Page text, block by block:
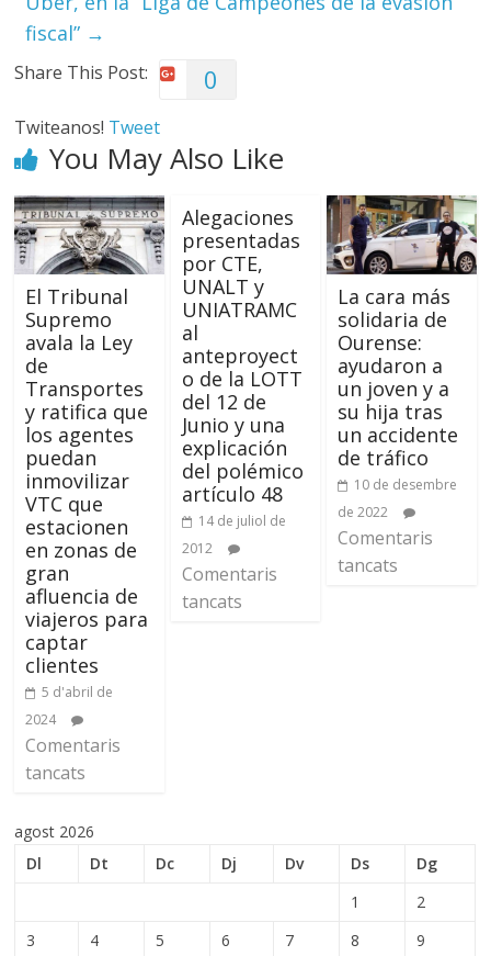
fiscal” →
Share This Post: 0
Twiteanos! Tweet
You May Also Like
El Tribunal
Supremo
avala la Ley
de
Transportes
y ratifica que
los agentes
puedan
inmovilizar
VTC que
estacionen
en zonas de
gran
afluencia de
viajeros para
captar
clientes
5 d'abril de
2024
Comentaris
tancats
Alegaciones
presentadas
por CTE,
UNALT y
UNIATRAMC
al
anteproyect
o de la LOTT
del 12 de
Junio y una
explicación
del polémico
artículo 48
14 de juliol de
2012
Comentaris
tancats
La cara más
solidaria de
Ourense:
ayudaron a
un joven y a
su hija tras
un accidente
de tráfico
10 de desembre
de 2022
Comentaris
tancats
agost 2026
Dl
Dt Dc Dj Dv Ds
Dg
1
2
3
4 5 6 7 8
9